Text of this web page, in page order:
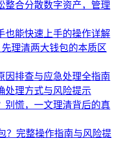
整合分散数字资产，管理
也能快速上手的操作详解
理清两大钱包的本质区
因排查与应急处理全指南
处理方式与风险提示
别慌，一文理清背后的真
？完整操作指南与风险提